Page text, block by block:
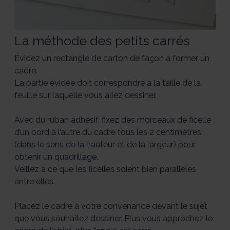
La méthode des petits carrés
Évidez un rectangle de carton de façon à former un
cadre.
La partie évidée doit correspondre à la taille de la
feuille sur laquelle vous allez dessiner.
Avec du ruban adhésif, fixez des morceaux de ficelle
d’un bord à l’autre du cadre tous les 2 centimètres
(dans le sens de la hauteur et de la largeur) pour
obtenir un quadrillage.
Veillez à ce que les ficelles soient bien parallèles
entre elles.
Placez le cadre à votre convenance devant le sujet
que vous souhaitez dessiner. Plus vous approchez le